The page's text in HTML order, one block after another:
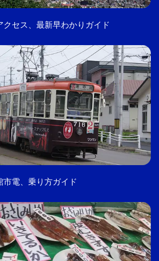
クセス、最新早わかりガイド
市電、乗り方ガイド